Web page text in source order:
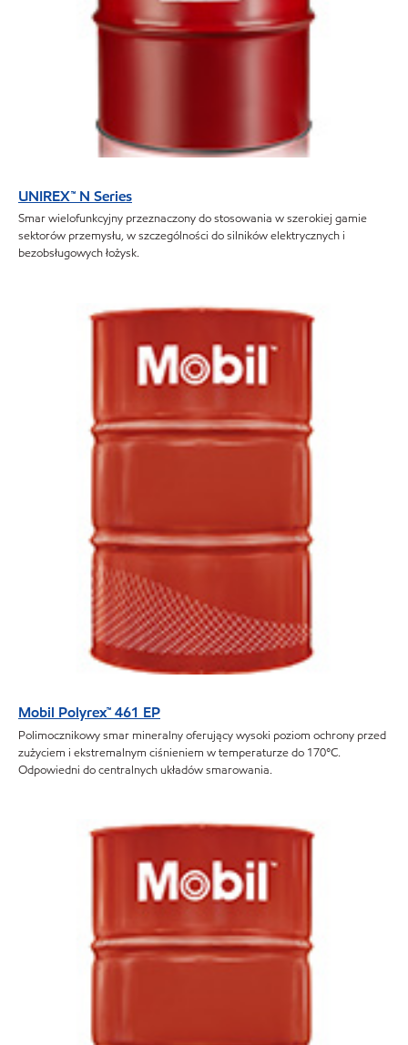
UNIREX™ N Series
Smar wielofunkcyjny przeznaczony do stosowania w szerokiej gamie
sektorów przemysłu, w szczególności do silników elektrycznych i
bezobsługowych łożysk.
Mobil Polyrex™ 461 EP
Polimocznikowy smar mineralny oferujący wysoki poziom ochrony przed
zużyciem i ekstremalnym ciśnieniem w temperaturze do 170°C.
Odpowiedni do centralnych układów smarowania.